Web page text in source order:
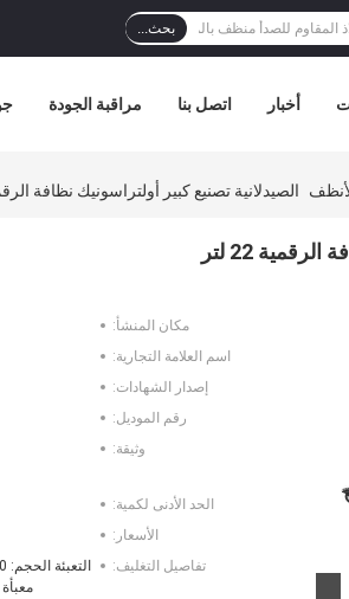
بحث...
مراقبة الجودة اتصل بنا أخبار
الصيدلانية تصنيع كبير أولتراسونيك نظافة الرقمية
22 لتر
مكان المنشأ:
اسم العلامة التجارية:
إصدار الشهادات:
رقم الموديل:
وثيقة:
الحد الأدنى لكمية:
الأسعار:
تفاصيل التغليف:
معبأة